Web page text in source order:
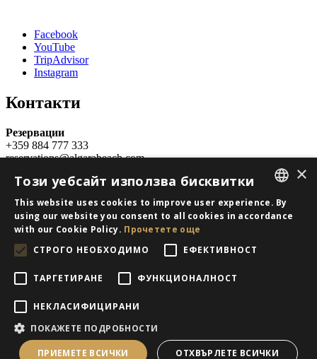
Facebook
YouTube
TripAdvisor
Instagram
Контакти
Резервации
+359 884 777 333
reservations@algarabeach.com
Понеделник до петък: 08:30 - 16:30
От май до септември:
Всеки ден: 08:30 - 16:30
Рецепция
+359 700 35955
На разположение 24 ч всеки ден в периода 01.05-05.10
© 2022 Ефект-3 ООД. Всички права запазени. Дизайн и
ENGLISH
×
Този уебсайт използва бисквитки
This website uses cookies to improve user experience. By
using our website you consent to all cookies in accordance
with our Cookie Policy. Прочетете още
СТРОГО НЕОБХОДИМО
ЕФЕКТИВНОСТ
ТАРГЕТИРАНЕ ФУНКЦИОНАЛНОСТ
НЕКЛАСИФИЦИРАНИ
ПОКАЖЕТЕ ПОДРОБНОСТИ
ПРИЕМЕТЕ ВСИЧКИ ОТХВЪРЛЕТЕ ВСИЧКИ